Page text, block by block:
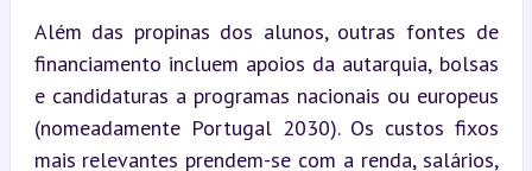
Além das propinas dos alunos, outras fontes de
financiamento incluem apoios da autarquia, bolsas
e candidaturas a programas nacionais ou europeus
(nomeadamente Portugal 2030). Os custos fixos
mais relevantes prendem-se com a renda, salários,